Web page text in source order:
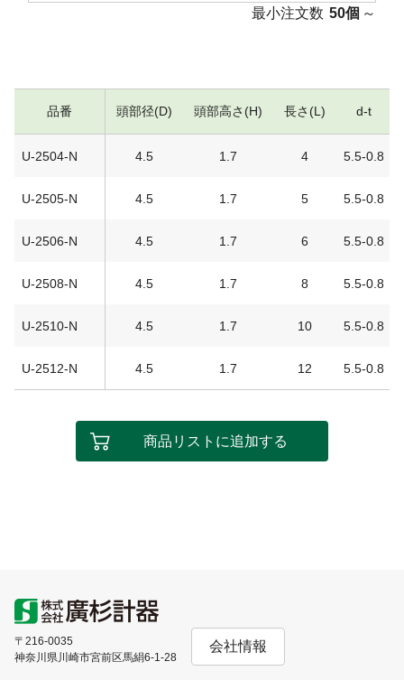
最小注文数 50個 ～
品番 頭部径(D) 頭部高さ(H) 長さ(L) d-t
U-2504-N 4.5 1.7 4 5.5-0.8
U-2505-N 4.5 1.7 5 5.5-0.8
U-2506-N 4.5 1.7 6 5.5-0.8
U-2508-N 4.5 1.7 8 5.5-0.8
U-2510-N 4.5 1.7 10 5.5-0.8
U-2512-N 4.5 1.7 12 5.5-0.8
商品リストに追加する
〒216-0035
神奈川県川崎市宮前区馬絹6-1-28
会社情報